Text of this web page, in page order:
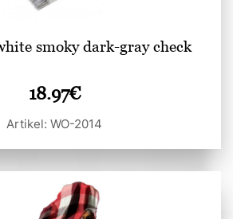
smoky dark-gray check
18.97€
Artikel: WO-2014